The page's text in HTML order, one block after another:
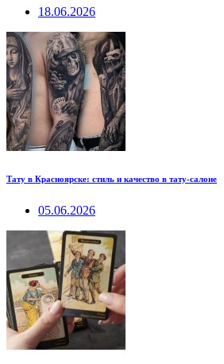
18.06.2026
Тату в Красноярске: стиль и качество в тату-салоне
05.06.2026